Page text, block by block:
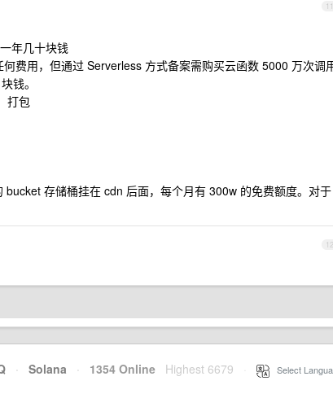
11
年几十块钱
费用，但通过 Serverless 方式备案需购买云函数 5000 万次调
钱。
打包
存储桶挂在 cdn 后面，每个月有 300w 的免费额度。对于
12
· Solana · 1354 Online Highest 6679 Select